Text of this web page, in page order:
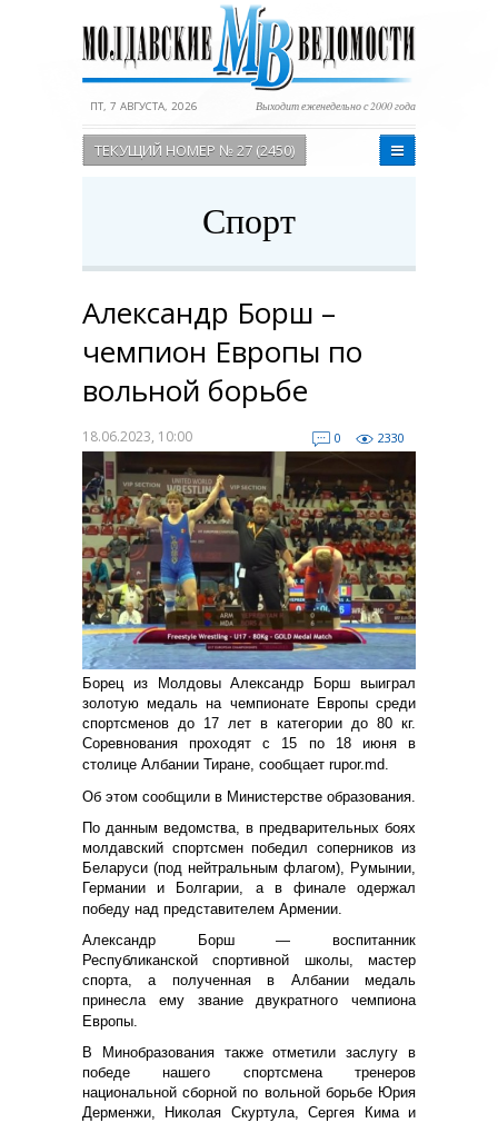
ПТ, 7 АВГУСТА, 2026 Выходит еженедельно с 2000 года
ТЕКУЩИЙ НОМЕР № 27 (2450)
Спорт
Александр Борш –
чемпион Европы по
вольной борьбе
18.06.2023, 10:00 0 2330
Борец из Молдовы Александр Борш выиграл
золотую медаль на чемпионате Европы среди
спортсменов до 17 лет в категории до 80 кг.
Соревнования проходят с 15 по 18 июня в
столице Албании Тиране, сообщает rupor.md.
Об этом сообщили в Министерстве образования.
По данным ведомства, в предварительных боях
молдавский спортсмен победил соперников из
Беларуси (под нейтральным флагом), Румынии,
Германии и Болгарии, а в финале одержал
победу над представителем Армении.
Александр Борш — воспитанник
Республиканской спортивной школы, мастер
спорта, а полученная в Албании медаль
принесла ему звание двукратного чемпиона
Европы.
В Минобразования также отметили заслугу в
победе нашего спортсмена тренеров
национальной сборной по вольной борьбе Юрия
Дерменжи, Николая Скуртула, Сергея Кима и